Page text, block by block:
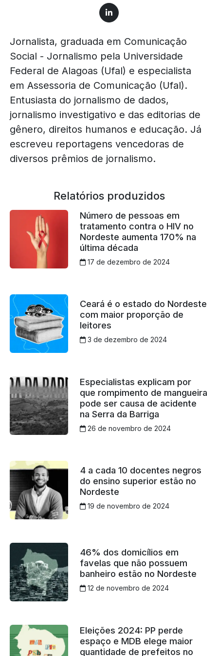
Jornalista, graduada em Comunicação
Social - Jornalismo pela Universidade
Federal de Alagoas (Ufal) e especialista
em Assessoria de Comunicação (Ufal).
Entusiasta do jornalismo de dados,
jornalismo investigativo e das editorias de
gênero, direitos humanos e educação. Já
escreveu reportagens vencedoras de
diversos prêmios de jornalismo.
Relatórios produzidos
Número de pessoas em
tratamento contra o HIV no
Nordeste aumenta 170% na
última década
17 de dezembro de 2024
Ceará é o estado do Nordeste
com maior proporção de
leitores
3 de dezembro de 2024
Especialistas explicam por
que rompimento de mangueira
pode ser causa de acidente
na Serra da Barriga
26 de novembro de 2024
4 a cada 10 docentes negros
do ensino superior estão no
Nordeste
19 de novembro de 2024
46% dos domicílios em
favelas que não possuem
banheiro estão no Nordeste
12 de novembro de 2024
Eleições 2024: PP perde
espaço e MDB elege maior
quantidade de prefeitos no